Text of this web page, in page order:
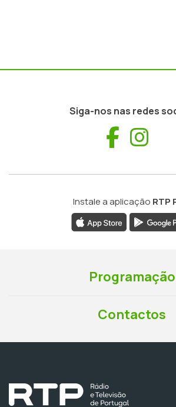
Siga-nos nas redes
Instale a aplicação RTP
Programação
Contactos